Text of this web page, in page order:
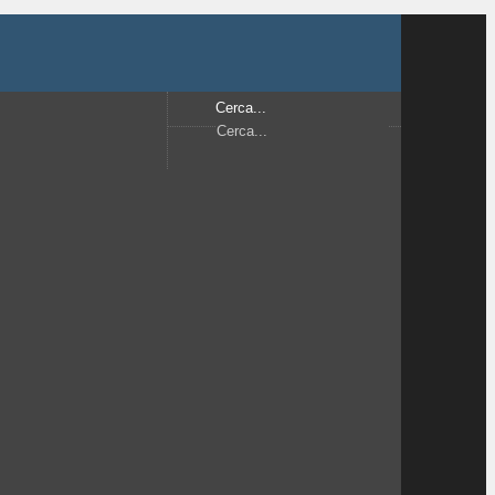
Cerca...